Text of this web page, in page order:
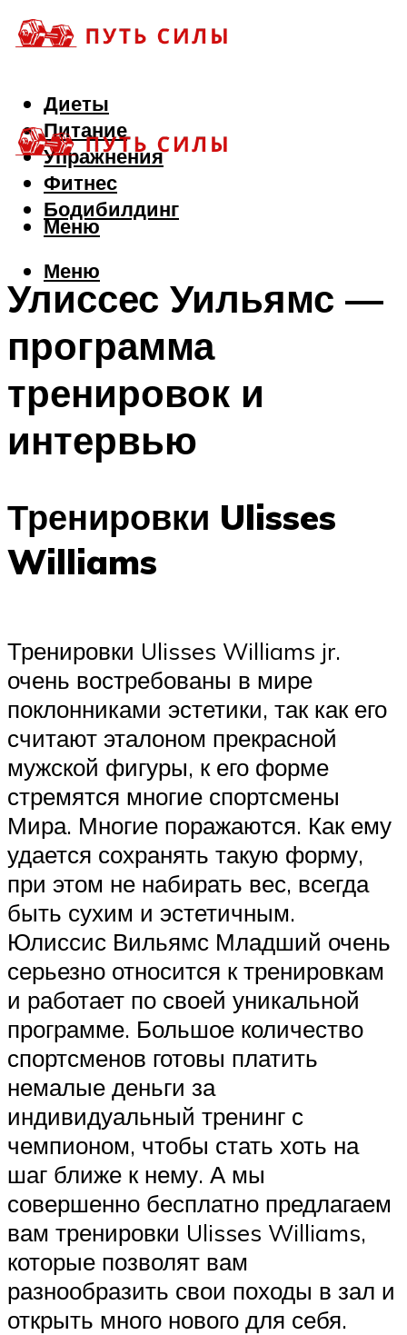
Диеты
Питание
Упражнения
Фитнес
Бодибилдинг
Меню
Меню
Улиссес Уильямс —
программа
тренировок и
интервью
Тренировки Ulisses
Williams
Тренировки Ulisses Williams jr.
очень востребованы в мире
поклонниками эстетики, так как его
считают эталоном прекрасной
мужской фигуры, к его форме
стремятся многие спортсмены
Мира. Многие поражаются. Как ему
удается сохранять такую форму,
при этом не набирать вес, всегда
быть сухим и эстетичным.
Юлиссис Вильямс Младший очень
серьезно относится к тренировкам
и работает по своей уникальной
программе. Большое количество
спортсменов готовы платить
немалые деньги за
индивидуальный тренинг с
чемпионом, чтобы стать хоть на
шаг ближе к нему. А мы
совершенно бесплатно предлагаем
вам тренировки Ulisses Williams,
которые позволят вам
разнообразить свои походы в зал и
открыть много нового для себя.